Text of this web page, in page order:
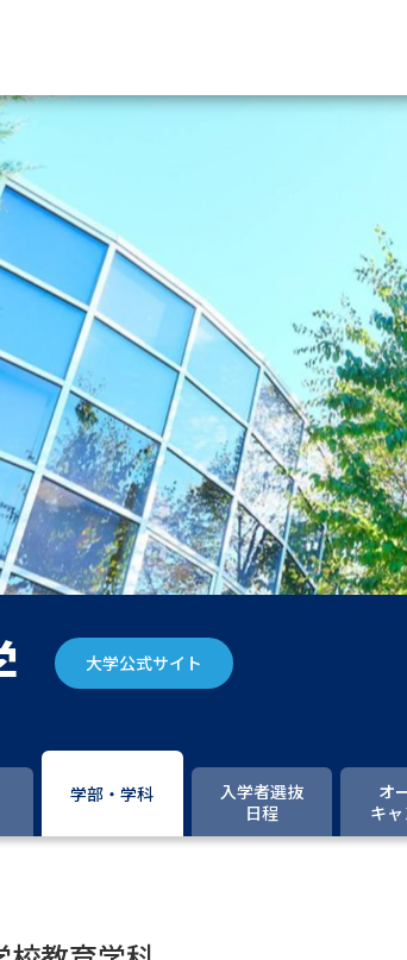
大
大
総
大
大
専
大
大
大学公式サイト
学部・学科
入学者選抜
日程
オ
キ